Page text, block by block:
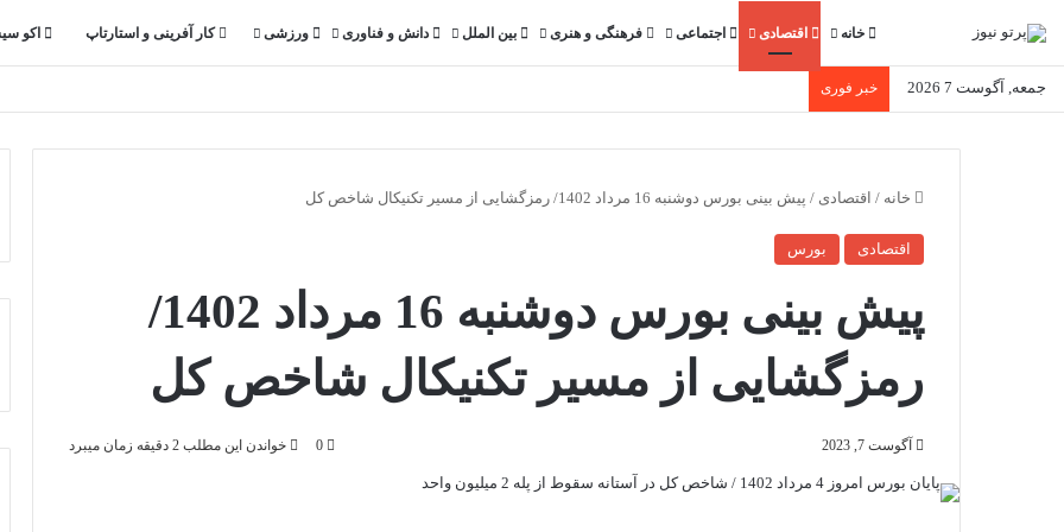
خانه اقتصادی اجتماعی فرهنگی و هنری بین الملل دانش و فناوری ورزشی کار آفرینی و استارتاپ اکو
جمعه, آگوست 7 2026 خبر فوری
خانه / اقتصادی / پیش بینی بورس دوشنبه 16 مرداد 1402/ رمزگشایی از مسیر تکنیکال شاخص کل
اقتصادی بورس
پیش بینی بورس دوشنبه 16 مرداد 1402/
رمزگشایی از مسیر تکنیکال شاخص کل
آگوست 7, 2023 0 خواندن این مطلب 2 دقیقه زمان میبرد